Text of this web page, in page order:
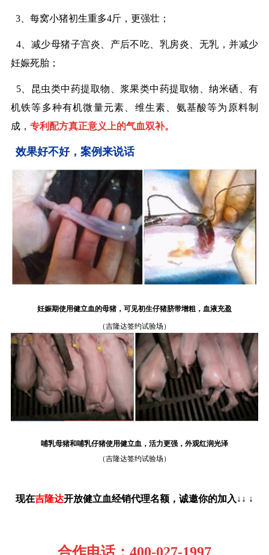
3、每窝小猪初生重多4斤，更强壮；
4、减少母猪子宫炎、产后不吃、乳房炎、无乳，并减少
妊娠死胎；
5、昆虫类中药提取物、浆果类中药提取物、纳米硒、有
机铁等多种有机微量元素、维生素、氨基酸等为原料制
成， 专利配方真正意义上的气血双补。
效果好不好，案例来说话
妊娠期使用健立血的母猪，可见初生仔猪脐带增粗，血液充盈
（吉隆达签约试验场）
哺乳母猪和哺乳仔猪使用健立血 ，活力更强，外观红润光泽
（吉隆达签约试验场）
现在吉隆达开放健立血经销代理名额，诚邀你的加入↓ ↓ ↓
合作电话：400-027-1997